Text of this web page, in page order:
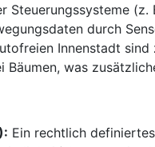
Steuerungssysteme
durch
Innenstadt
was
Ein rechtlich